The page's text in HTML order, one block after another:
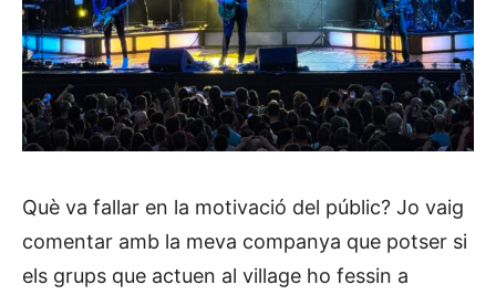
Què va fallar en la motivació del públic? Jo vaig
comentar amb la meva companya que potser si
els grups que actuen al village ho fessin a